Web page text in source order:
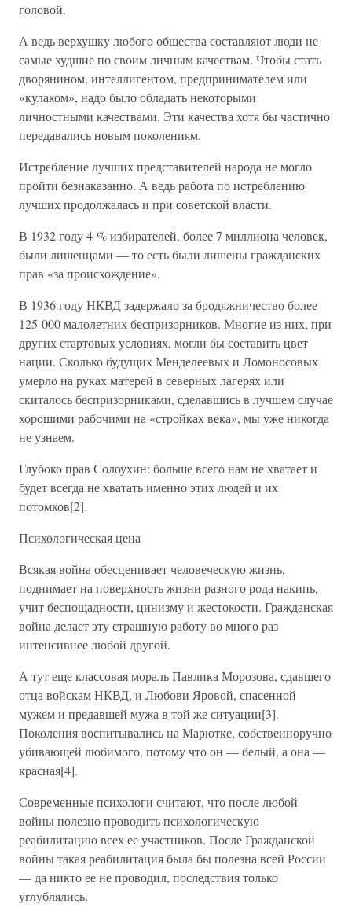
головой.
А ведь верхушку любого общества составляют люди не
самые худшие по своим личным качествам. Чтобы стать
дворянином, интеллигентом, предпринимателем или
«кулаком», надо было обладать некоторыми
личностными качествами. Эти качества хотя бы частично
передавались новым поколениям.
Истребление лучших представителей народа не могло
пройти безнаказанно. А ведь работа по истреблению
лучших продолжалась и при советской власти.
В 1932 году 4 % избирателей, более 7 миллиона человек,
были лишенцами — то есть были лишены гражданских
прав «за происхождение».
В 1936 году НКВД задержало за бродяжничество более
125 000 малолетних беспризорников. Многие из них, при
других стартовых условиях, могли бы составить цвет
нации. Сколько будущих Менделеевых и Ломоносовых
умерло на руках матерей в северных лагерях или
скиталось беспризорниками, сделавшись в лучшем случае
хорошими рабочими на «стройках века», мы уже никогда
не узнаем.
Глубоко прав Солоухин: больше всего нам не хватает и
будет всегда не хватать именно этих людей и их
потомков[2].
Психологическая цена
Всякая война обесценивает человеческую жизнь,
поднимает на поверхность жизни разного рода накипь,
учит беспощадности, цинизму и жестокости. Гражданская
война делает эту страшную работу во много раз
интенсивнее любой другой.
А тут еще классовая мораль Павлика Морозова, сдавшего
отца войскам НКВД, и Любови Яровой, спасенной
мужем и предавшей мужа в той же ситуации[3].
Поколения воспитывались на Марютке, собственноручно
убивающей любимого, потому что он — белый, а она —
красная[4].
Современные психологи считают, что после любой
войны полезно проводить психологическую
реабилитацию всех ее участников. После Гражданской
войны такая реабилитация была бы полезна всей России
— да никто ее не проводил, последствия только
углублялись.